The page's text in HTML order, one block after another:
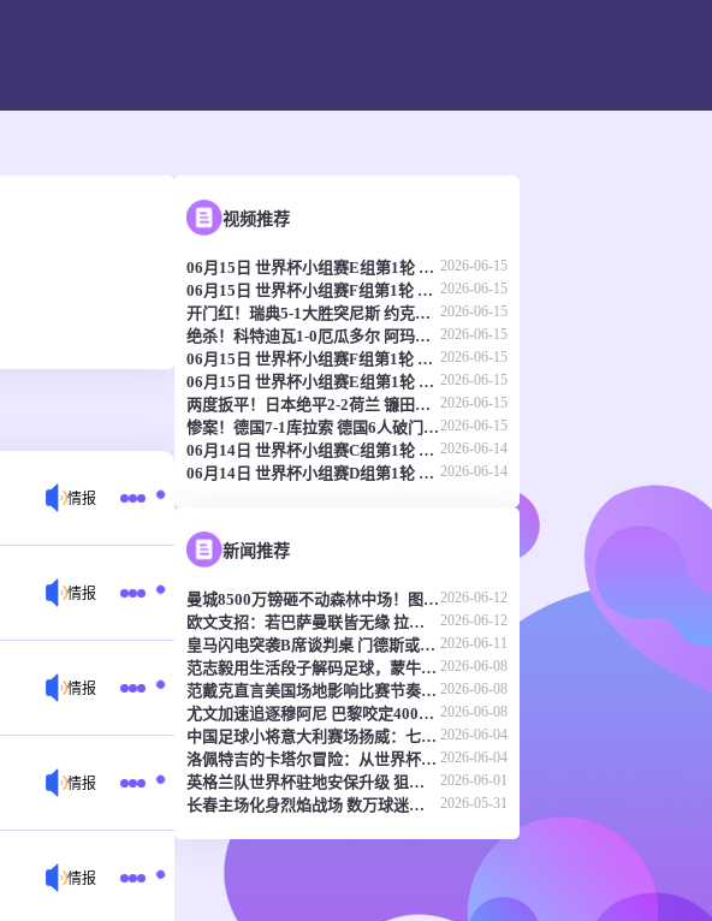
情报
情报
情报
情报
情报
视频推荐
06月15日 世界杯小组赛E组第1轮 科特迪瓦vs厄瓜多尔 全场录像 2026-06-15
06月15日 世界杯小组赛F组第1轮 瑞典vs突尼斯 全场录像 2026-06-15
开门红！瑞典5-1大胜突尼斯 约克雷斯传射伊萨克1射2传阿亚里双响 2026-06-15
绝杀！科特迪瓦1-0厄瓜多尔 阿玛德制胜辛戈助攻 两队4中门框 2026-06-15
06月15日 世界杯小组赛F组第1轮 荷兰vs日本 全场录像 2026-06-15
06月15日 世界杯小组赛E组第1轮 德国vs库拉索 全场录像 2026-06-15
两度扳平！日本绝平2-2荷兰 镰田大地被动破门范戴克世界杯首球 2026-06-15
惨案！德国7-1库拉索 德国6人破门哈弗茨双响翁达夫替补1射2传2026-06-15
06月14日 世界杯小组赛C组第1轮 海地vs苏格兰 全场录像 2026-06-14
06月14日 世界杯小组赛D组第1轮 澳大利亚vs土耳其 全场录像 2026-06-14
新闻推荐
曼城8500万镑砸不动森林中场！图赫尔：天价转会传闻反倒成了安德森的兴奋剂2026-06-12
欧文支招：若巴萨曼联皆无缘 拉什福德或该考虑兵工厂 2026-06-12
皇马闪电突袭B席谈判桌 门德斯或成关键先生 2026-06-11
范志毅用生活段子解码足球，蒙牛真果粒《混世宝典》玩出新花样 2026-06-08
范戴克直言美国场地影响比赛节奏 橙衣军团蓄势待发剑指世界杯 2026-06-08
尤文加速追逐穆阿尼 巴黎咬定4000万欧元不放 2026-06-08
中国足球小将意大利赛场扬威：七连胜登顶，五球横扫北欧豪门！ 2026-06-04
洛佩特吉的卡塔尔冒险：从世界杯突围到直面豪强差距 2026-06-04
英格兰队世界杯驻地安保升级 狙击防线与无人机干扰枪严阵以待 2026-06-01
长春主场化身烈焰战场 数万球迷呐喊点燃东北德比 2026-05-31